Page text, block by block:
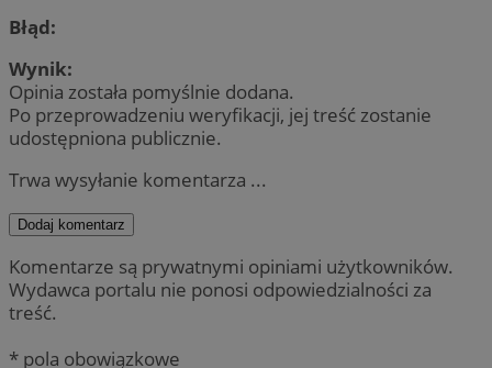
Błąd:
Wynik:
Opinia została pomyślnie dodana.
Po przeprowadzeniu weryfikacji, jej treść zostanie
udostępniona publicznie.
Trwa wysyłanie komentarza ...
Dodaj komentarz
Komentarze są prywatnymi opiniami użytkowników.
Wydawca portalu nie ponosi odpowiedzialności za
treść.
* pola obowiązkowe